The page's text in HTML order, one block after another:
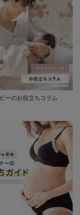
ーのお役立ちコラム